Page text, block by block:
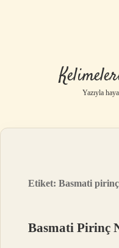
Yazıyla
Etiket:Basmati
Basmati Pirinç